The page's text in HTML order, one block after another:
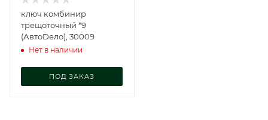
ключ комбинир
трещоточный *9
(АвтоDело), 30009
Нет в наличии
ПОД ЗАКАЗ